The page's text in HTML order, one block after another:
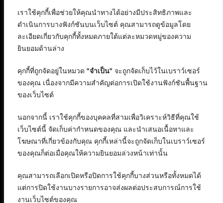
เราใช้คุกกี้เพื่อช่วยให้คุณนำทางได้อย่างมีประสิทธิภาพและ
ดำเนินการบางฟังก์ชันบนเว็บไซต์ คุณสามารถดูข้อมูลโดย
ละเอียดเกี่ยวกับคุกกี้ทั้งหมดภายใต้แต่ละหมวดหมู่ของความ
ยินยอมด้านล่าง
คุกกี้ที่ถูกจัดอยู่ในหมวด "จำเป็น" จะถูกจัดเก็บไว้ในเบราว์เซอร์
ของคุณ เนื่องจากมีความสำคัญต่อการเปิดใช้งานฟังก์ชันพื้นฐาน
ของเว็บไซต์
นอกจากนี้ เราใช้คุกกี้ของบุคคลที่สามเพื่อวิเคราะห์วิธีที่คุณใช้
เว็บไซต์นี้ จัดเก็บค่ากำหนดของคุณ และนำเสนอเนื้อหาและ
โฆษณาที่เกี่ยวข้องกับคุณ คุกกี้เหล่านี้จะถูกจัดเก็บในเบราว์เซอร์
ของคุณก็ต่อเมื่อคุณให้ความยินยอมล่วงหน้าเท่านั้น
คุณสามารถเลือกเปิดหรือปิดการใช้คุกกี้บางส่วนหรือทั้งหมดได้
แต่การปิดใช้งานบางรายการอาจส่งผลต่อประสบการณ์การใช้
งานเว็บไซต์ของคุณ